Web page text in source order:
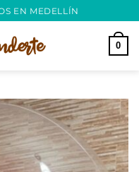
EN MEDELLÍN
0